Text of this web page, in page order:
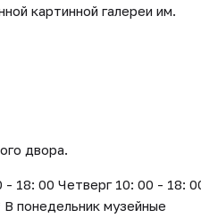
картинной галереи им.
двора.
18: 00 Четверг 10: 00 - 18:
понедельник музейные